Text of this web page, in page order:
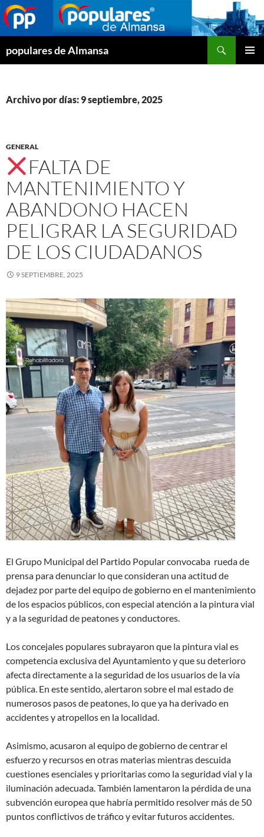
populares de Almansa
Archivo por días: 9 septiembre, 2025
GENERAL
FALTA DE
MANTENIMIENTO Y
ABANDONO HACEN
PELIGRAR LA SEGURIDAD
DE LOS CIUDADANOS
9 SEPTIEMBRE, 2025
El Grupo Municipal del Partido Popular convocaba rueda de
prensa para denunciar lo que consideran una actitud de
dejadez por parte del equipo de gobierno en el mantenimiento
de los espacios públicos, con especial atención a la pintura vial
y a la seguridad de peatones y conductores.
Los concejales populares subrayaron que la pintura vial es
competencia exclusiva del Ayuntamiento y que su deterioro
afecta directamente a la seguridad de los usuarios de la vía
pública. En este sentido, alertaron sobre el mal estado de
numerosos pasos de peatones, lo que ya ha derivado en
accidentes y atropellos en la localidad.
Asimismo, acusaron al equipo de gobierno de centrar el
esfuerzo y recursos en otras materias mientras descuida
cuestiones esenciales y prioritarias como la seguridad vial y la
iluminación adecuada. También lamentaron la pérdida de una
subvención europea que habría permitido resolver más de 50
puntos conflictivos de tráfico y evitar futuros accidentes.